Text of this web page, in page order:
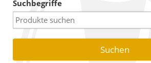
Warenkorb
Versandkosten
Suchbegriffe